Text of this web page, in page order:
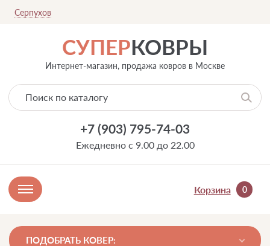
Серпухов
СУПЕРКОВРЫ
Интернет-магазин, продажа ковров в Москве
+7 (903) 795-74-03
Ежедневно с 9.00 до 22.00
Корзина 0
ПОДОБРАТЬ КОВЕР: